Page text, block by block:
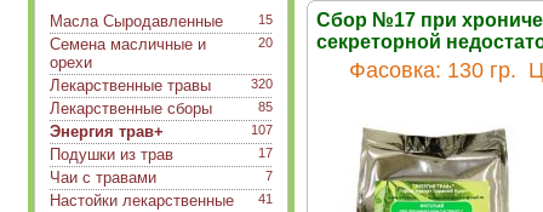
15
Масла Сыродавленные
20
Семена масличные и
орехи
320
Лекарственные травы
85
Лекарственные сборы
107
Энергия трав+
17
Подушки из трав
7
Чаи с травами
41
Настойки лекарственные
Сбор №17 при
секреторной
Фасовка: 130 гр.